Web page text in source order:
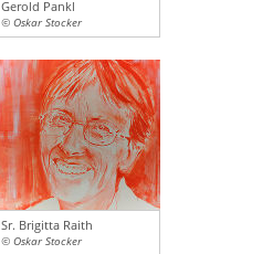
Gerold Pankl
© Oskar Stocker
Sr. Brigitta Raith
© Oskar Stocker